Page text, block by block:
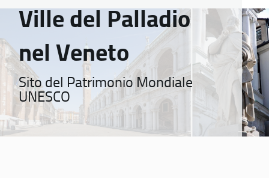
Ville del Palladio
nel Veneto
Sito del Patrimonio Mondiale
UNESCO